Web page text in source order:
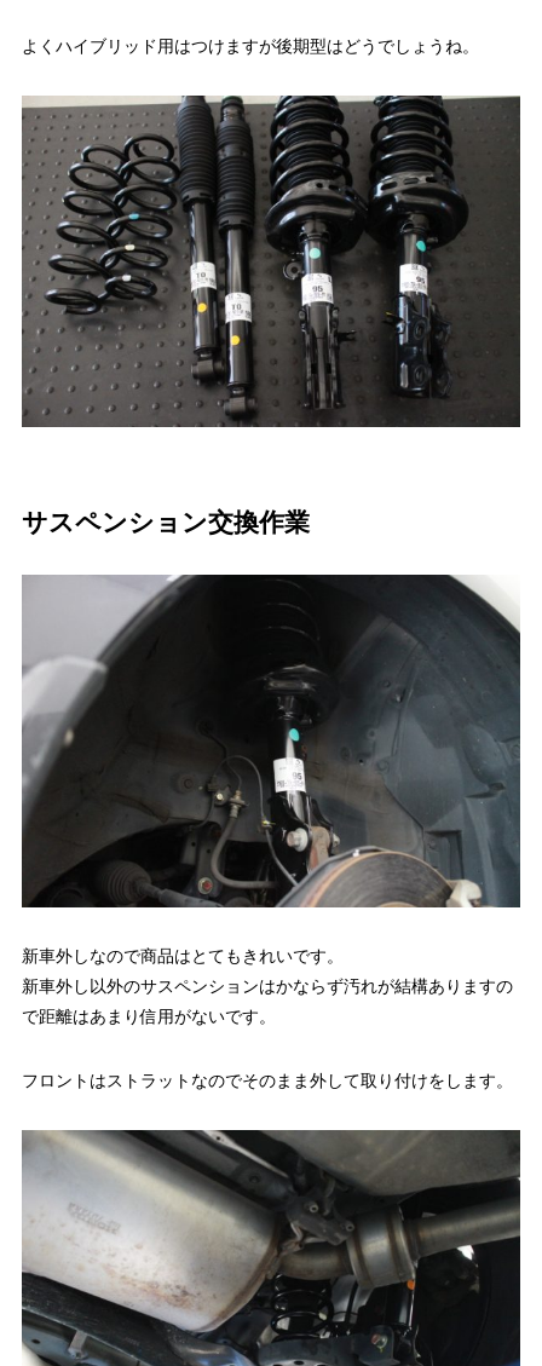
よくハイブリッド用はつけますが後期型はどうでしょうね。
サスペンション交換作業
新車外しなので商品はとてもきれいです。
新車外し以外のサスペンションはかならず汚れが結構ありますの
で距離はあまり信用がないです。
フロントはストラットなのでそのまま外して取り付けをします。